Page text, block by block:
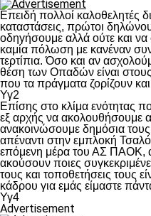
Επειδή πολλοί καλοθελητές
καταστάσεις, πρώτοι
οδηγήσουμε αλλά ούτε και
καμία πόλωση με κανέναν
τερτίπια. Όσο και αν
θέση των Οπαδών είναι
που τα πράγματα ζορίζουν
Υγ2
Επίσης στο κλίμα ενότητας
εξ αρχής να ακολουθήσουμε
ανακοινώσουμε δημόσια
απέναντι στην εμπλοκή
επόμενη μέρα του ΑΣ ΠΑΟΚ,
ακούσουν ποιες
τους και τοποθετήσεις τους
κάδρου για εμάς είμαστε
Υγ4
Advertisement